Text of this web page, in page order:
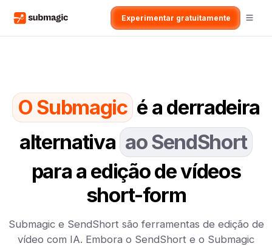
Experimentar gratuitamente
O Submagic é a derradeira
alternativa ao SendShort
para a edição de vídeos
short-form
Submagic e SendShort são ferramentas de edição de
vídeo com IA. Embora o SendShort e o Submagic